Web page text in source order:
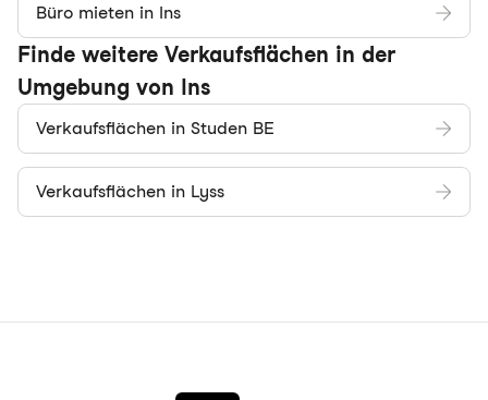
Büro mieten in Ins
Finde weitere Verkaufsflächen in der
Umgebung von Ins
Verkaufsflächen in Studen BE
Verkaufsflächen in Lyss